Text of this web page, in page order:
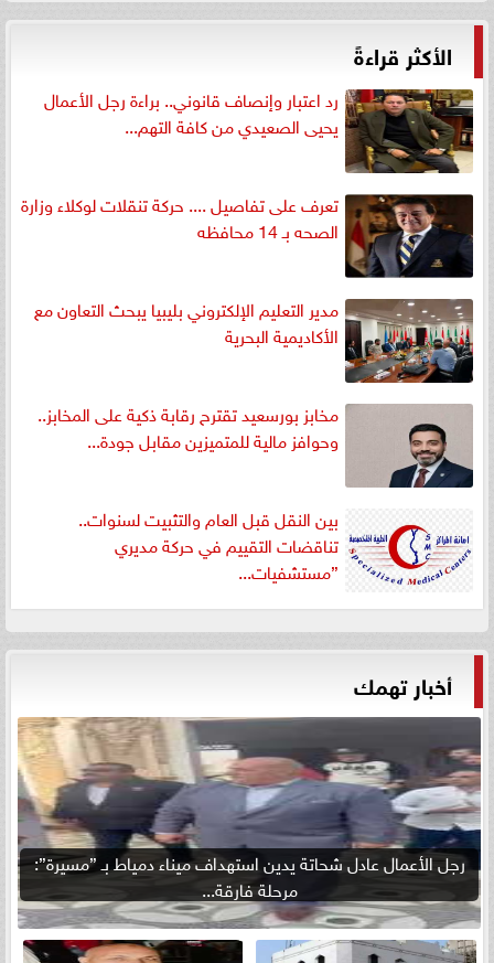
الأكثر قراءةً
رد اعتبار وإنصاف قانوني.. براءة رجل الأعمال
يحيى الصعيدي من كافة التهم...
تعرف على تفاصيل .... حركة تنقلات لوكلاء وزارة
الصحه بـ 14 محافظه
مدير التعليم الإلكتروني بليبيا يبحث التعاون مع
الأكاديمية البحرية
مخابز بورسعيد تقترح رقابة ذكية على المخابز..
وحوافز مالية للمتميزين مقابل جودة...
بين النقل قبل العام والتثبيت لسنوات..
تناقضات التقييم في حركة مديري
”مستشفيات...
أخبار تهمك
رجل الأعمال عادل شحاتة يدين استهداف ميناء دمياط بـ ”مسيرة”:
مرحلة فارقة...